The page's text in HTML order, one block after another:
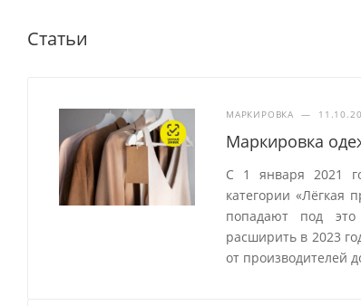
Статьи
МАРКИРОВКА —
Маркировка
С 1 января 2021
категории «Лёгкая
попадают под это
расширить в 2023
от производителей